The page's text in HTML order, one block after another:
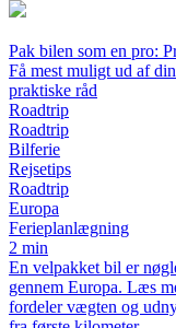
Pak bilen som en pro:
Få mest muligt ud af
praktiske råd
Roadtrip
Roadtrip
Bilferie
Rejsetips
Roadtrip
Europa
Ferieplanlægning
2 min
En velpakket bil er
gennem Europa. Læs
fordeler vægten og